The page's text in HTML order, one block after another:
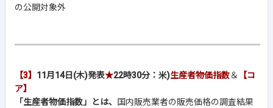
の公開対象外
【3】 11月14日(木)発表★22時30分：米)生産者物価指数＆
【コ
ア】
「生産者物価指数」とは、
国内販売業者の販売価格の調査結果